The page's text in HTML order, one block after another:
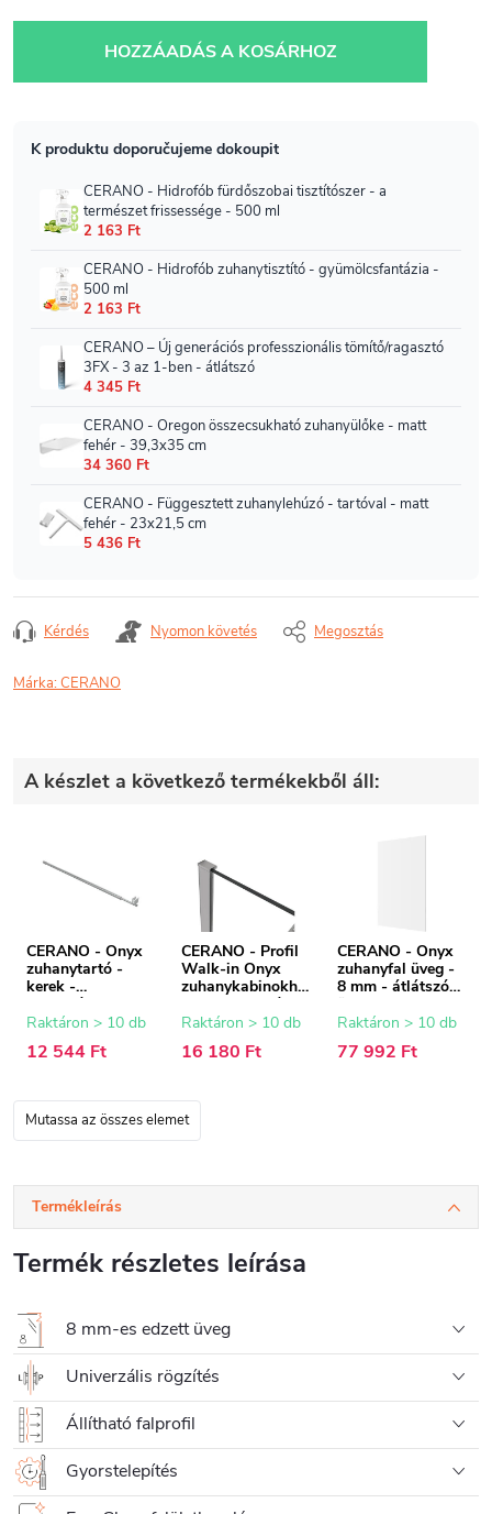
HOZZÁADÁS A KOSÁRHOZ
Kérdés Nyomon követés Megosztás
Márka:CERANO
A készlet a következő termékekből áll:
CERANO - Onyx
zuhanytartó -
kerek -
teleszkópos -
króm - 77-140 cm
Raktáron > 10 db
12 544 Ft
CERANO - Profil
Walk-in Onyx
zuhanykabinokho
z - 8 mm - króm -
15 mm
Raktáron > 10 db
16 180 Ft
CERANO - Onyx
zuhanyfal üveg -
8 mm - átlátszó
cm
Raktáron > 10 db
77 992 Ft
Mutassa az összes elemet
Termékleírás
Termék részletes leírása
8 mm-es edzett üveg
Univerzális rögzítés
Állítható falprofil
Gyorstelepítés